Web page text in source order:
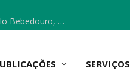
Escola Municipal Vicentina Vieira dos Santos, no Polo Bebedouro, recebeu materiais para a implantação do Cantinho da Leitura e da Sala Multidisciplinar.
SERVIÇOS